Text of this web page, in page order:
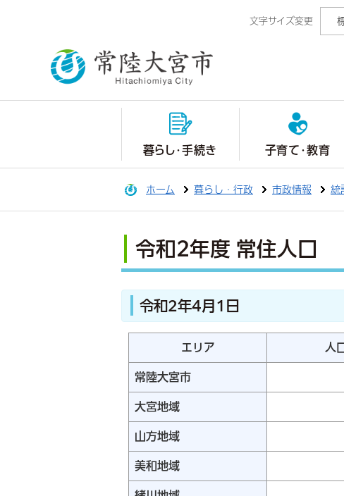
文字サイズ変更
暮らし・手続き 子育て・教育
ホーム 暮らし・行政 市政情報 統
令和2年度 常住人口
令和2年4月1日
エリア 人
常陸大宮市
大宮地域
山方地域
美和地域